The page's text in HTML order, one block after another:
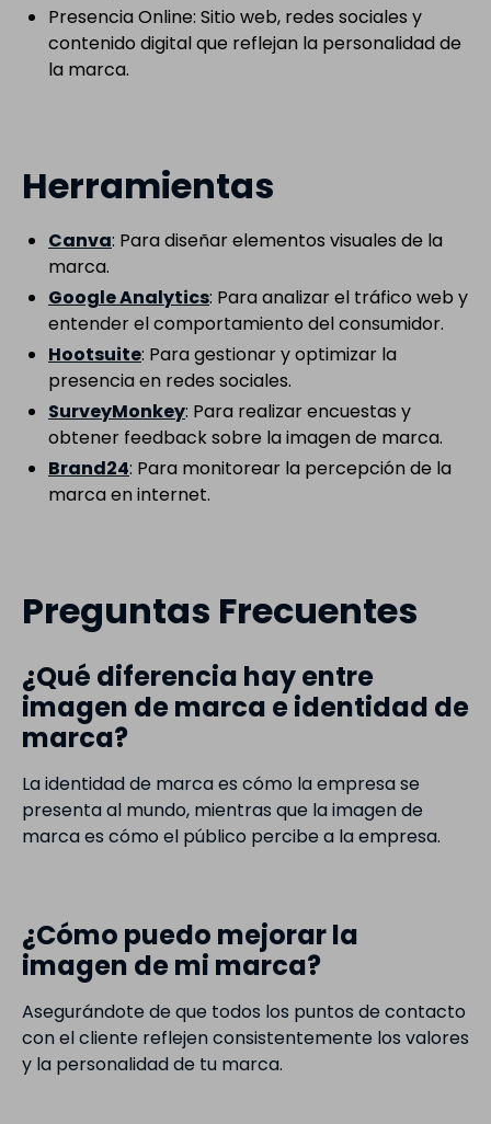
Presencia Online: Sitio web, redes sociales y
contenido digital que reflejan la personalidad de
la marca.
Herramientas
Canva: Para diseñar elementos visuales de la
marca.
Google Analytics: Para analizar el tráfico web y
entender el comportamiento del consumidor.
Hootsuite: Para gestionar y optimizar la
presencia en redes sociales.
SurveyMonkey: Para realizar encuestas y
obtener feedback sobre la imagen de marca.
Brand24: Para monitorear la percepción de la
marca en internet.
Preguntas Frecuentes
¿Qué diferencia hay entre
imagen de marca e identidad de
marca?
La identidad de marca es cómo la empresa se
presenta al mundo, mientras que la imagen de
marca es cómo el público percibe a la empresa.
¿Cómo puedo mejorar la
imagen de mi marca?
Asegurándote de que todos los puntos de contacto
con el cliente reflejen consistentemente los valores
y la personalidad de tu marca.